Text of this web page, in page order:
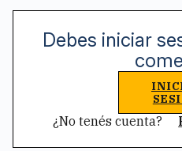
Debes iniciar
¿No tenés cuenta?